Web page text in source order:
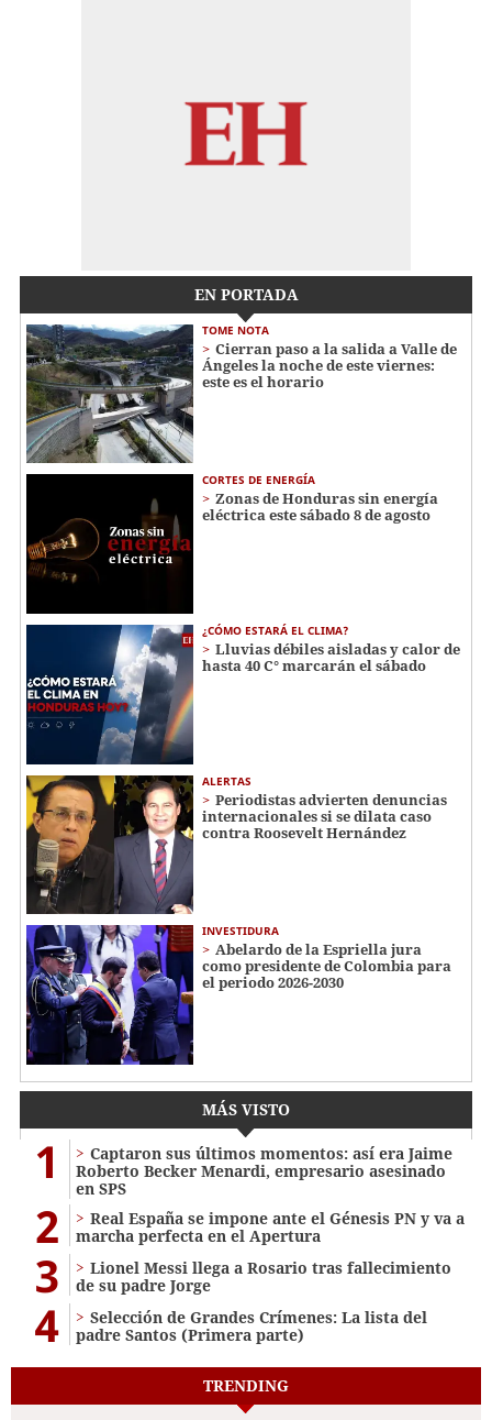
EN PORTADA
TOME NOTA
Cierran paso a la salida a Valle de
Ángeles la noche de este viernes:
este es el horario
CORTES DE ENERGÍA
Zonas de Honduras sin energía
eléctrica este sábado 8 de agosto
¿CÓMO ESTARÁ EL CLIMA?
Lluvias débiles aisladas y calor de
hasta 40 C° marcarán el sábado
ALERTAS
Periodistas advierten denuncias
internacionales si se dilata caso
contra Roosevelt Hernández
INVESTIDURA
Abelardo de la Espriella jura
como presidente de Colombia para
el periodo 2026-2030
MÁS VISTO
1
Captaron sus últimos momentos: así era Jaime
Roberto Becker Menardi​​​, empresario asesinado
en SPS
2
Real España se impone ante el Génesis PN y va a
marcha perfecta en el Apertura
3
Lionel Messi llega a Rosario tras fallecimiento
de su padre Jorge
4
Selección de Grandes Crímenes: La lista del
padre Santos (Primera parte)
TRENDING